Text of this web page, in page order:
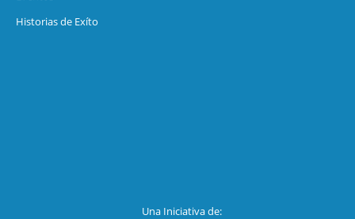
Historias de Exíto
Una Iniciativa de: